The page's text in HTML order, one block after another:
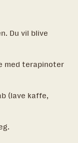
Du vil blive
med terapinoter
(lave kaffe,